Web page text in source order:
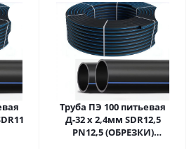
Труба ПЭ 100 питьевая
Д-32 х 2,4мм SDR12,5
PN12,5 (ОБРЕЗКИ)